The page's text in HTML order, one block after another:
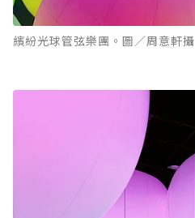
繽紛光球管弦樂團。圖／周意軒攝